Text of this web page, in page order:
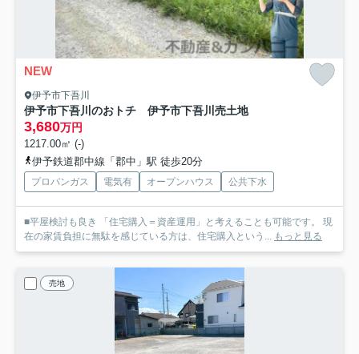
NEW
伊予市下吾川
伊予市下吾川のおトチ 伊予市下吾川売土地
3,680万円
1217.00㎡ (-)
伊予鉄道郡中線「郡中」駅 徒歩20分
プロパンガス 電気有 オープンハウス 公共下水
■平屋検討も良き 「住宅購入＝資産運用」と考えることも可能です。 現
在の家賃負担に無駄を感じている方は、住宅購入という... もっと見る
売地